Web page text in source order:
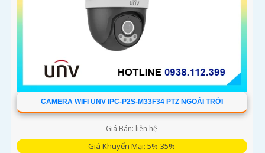
CAMERA WIFI UNV IPC-P2S-M33F34 PTZ NGOÀI TRỜI
Giá Bán: liên hệ
Giá Khuyến Mại: 5%-35%